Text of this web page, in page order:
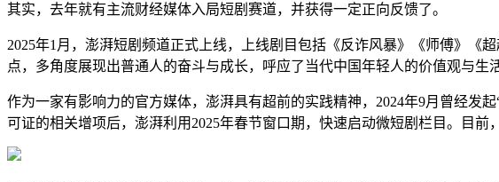
其实，去年就有主流财经媒体入局短剧赛道，并获得一定正向反馈了。
2025年1月，澎湃短剧频道正式上线，上线剧目包括《反诈风暴》《师傅》《
点，多角度展现出普通人的奋斗与成长，呼应了当代中国年轻人的价值观与生
作为一家有影响力的官方媒体，澎湃具有超前的实践精神，2024年9月曾经发
可证的相关增项后，澎湃利用2025年春节窗口期，快速启动微短剧栏目。
目前